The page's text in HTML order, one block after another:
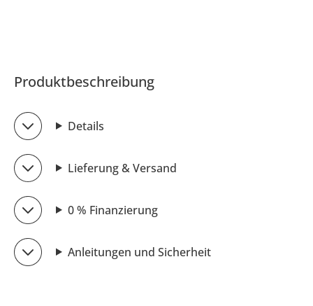
Produktbeschreibung
Details
Lieferung & Versand
0 % Finanzierung
Anleitungen und Sicherheit